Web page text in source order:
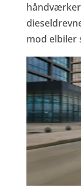
mod elbiler